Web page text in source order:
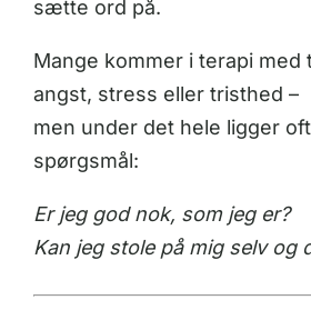
sætte ord på.
Mange kommer i terapi med
angst, stress eller tristhed –
men under det hele ligger
spørgsmål:
Er jeg god nok, som jeg er?
Kan jeg stole på mig selv og